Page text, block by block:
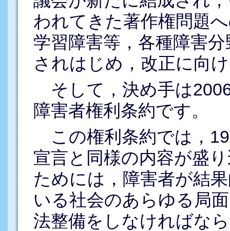
われてきた著作権問題
学習障害等，各種障害
されはじめ，改正に向
そして，決め手は
障害者権利条約です。
この権利条約では，
宣言と同様の内容が盛
ためには，障害者が結
いる社会のあらゆる局
法整備をしなければな